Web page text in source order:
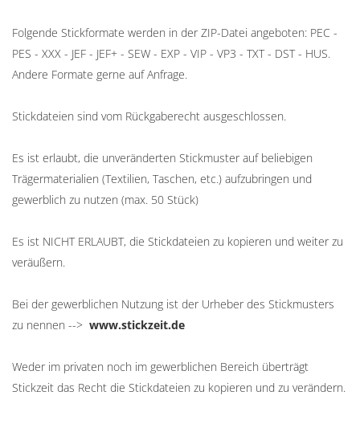
Folgende Stickformate werden in der ZIP-Datei angeboten: PEC -
PES - XXX - JEF - JEF+ - SEW - EXP - VIP - VP3 - TXT - DST - HUS.
Andere Formate gerne auf Anfrage.
Stickdateien sind vom Rückgaberecht ausgeschlossen.
Es ist erlaubt, die unveränderten Stickmuster auf beliebigen
Trägermaterialien (Textilien, Taschen, etc.) aufzubringen und
gewerblich zu nutzen (max. 50 Stück)
Es ist NICHT ERLAUBT, die Stickdateien zu kopieren und weiter zu
veräußern.
Bei der gewerblichen Nutzung ist der Urheber des Stickmusters
zu nennen --> www.stickzeit.de
Weder im privaten noch im gewerblichen Bereich überträgt
Stickzeit das Recht die Stickdateien zu kopieren und zu verändern.